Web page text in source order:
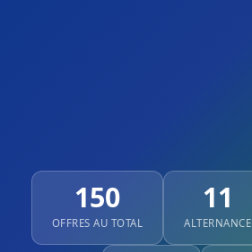
150
OFFRES AU TOTAL
11
ALTERNANCE